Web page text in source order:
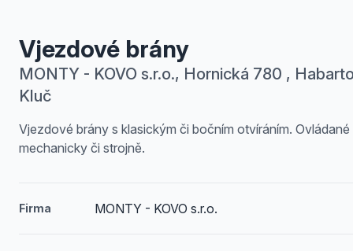
Vjezdové brány
MONTY - KOVO s.r.o., Hornická 780 ,
Kluč
Vjezdové brány s klasickým či bočním otvíráním. Ovládané
mechanicky či strojně.
Firma MONTY - KOVO s.r.o.